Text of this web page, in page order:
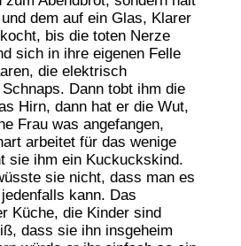
dem auf ein Glas, Klarer
bis die toten Nerze
sich in ihre eigenen Felle
die elektrisch
Dann tobt ihm die
Hirn, dann hat er die Wut,
Frau was angefangen,
arbeitet für das wenige
sie ihm ein Kuckuckskind.
sie nicht, dass man es
kann. Das
Küche, die Kinder sind
dass sie ihn insgeheim